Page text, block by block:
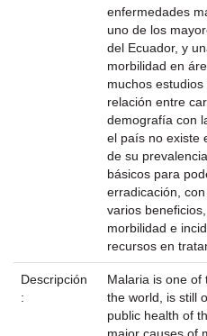
enfermedades
uno de los
del Ecuador, y
morbilidad en
muchos
relación entre
demografía con
el país no existe
de su
básicos para
erradicación,
varios
morbilidad e
recursos en
Descripción
:
Malaria is one of
the world, is still
public health of